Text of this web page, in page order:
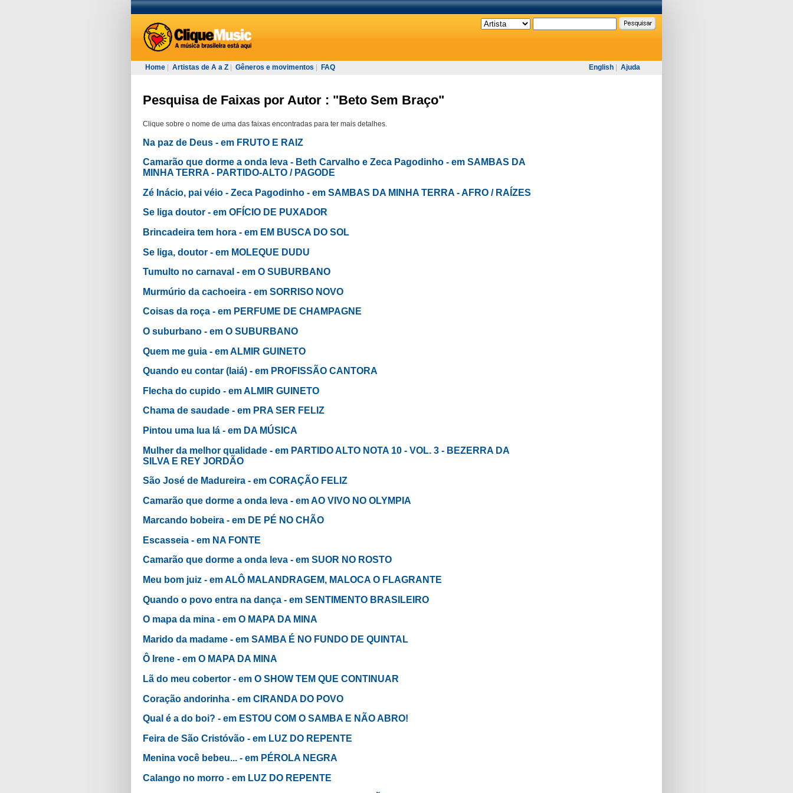
Home Artistas de A a Z Gêneros e movimentos FAQ English Ajuda
Pesquisa de Faixas por Autor : "Beto Sem Braço"
Clique sobre o nome de uma das faixas encontradas para ter mais detalhes.
Na paz de Deus - em FRUTO E RAIZ
Camarão que dorme a onda leva - Beth Carvalho e Zeca Pagodinho - em SAMBAS DA
MINHA TERRA - PARTIDO-ALTO / PAGODE
Zé Inácio, pai véio - Zeca Pagodinho - em SAMBAS DA MINHA TERRA - AFRO / RAÍZES
Se liga doutor - em OFÍCIO DE PUXADOR
Brincadeira tem hora - em EM BUSCA DO SOL
Se liga, doutor - em MOLEQUE DUDU
Tumulto no carnaval - em O SUBURBANO
Murmúrio da cachoeira - em SORRISO NOVO
Coisas da roça - em PERFUME DE CHAMPAGNE
O suburbano - em O SUBURBANO
Quem me guia - em ALMIR GUINETO
Quando eu contar (Iaiá) - em PROFISSÃO CANTORA
Flecha do cupido - em ALMIR GUINETO
Chama de saudade - em PRA SER FELIZ
Pintou uma lua lá - em DA MÚSICA
Mulher da melhor qualidade - em PARTIDO ALTO NOTA 10 - VOL. 3 - BEZERRA DA
SILVA E REY JORDÃO
São José de Madureira - em CORAÇÃO FELIZ
Camarão que dorme a onda leva - em AO VIVO NO OLYMPIA
Marcando bobeira - em DE PÉ NO CHÃO
Escasseia - em NA FONTE
Camarão que dorme a onda leva - em SUOR NO ROSTO
Meu bom juiz - em ALÔ MALANDRAGEM, MALOCA O FLAGRANTE
Quando o povo entra na dança - em SENTIMENTO BRASILEIRO
O mapa da mina - em O MAPA DA MINA
Marido da madame - em SAMBA É NO FUNDO DE QUINTAL
Ô Irene - em O MAPA DA MINA
Lã do meu cobertor - em O SHOW TEM QUE CONTINUAR
Coração andorinha - em CIRANDA DO POVO
Qual é a do boi? - em ESTOU COM O SAMBA E NÃO ABRO!
Feira de São Cristóvão - em LUZ DO REPENTE
Menina você bebeu... - em PÉROLA NEGRA
Calango no morro - em LUZ DO REPENTE